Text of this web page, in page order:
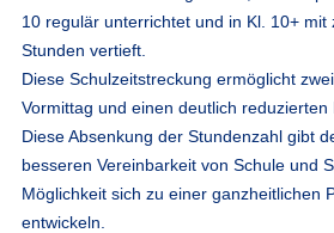
10 regulär unterrichtet und in Kl. 10+ mit
Stunden vertieft.
Diese Schulzeitstreckung ermöglicht
Vormittag und einen deutlich reduzierten
Diese Absenkung der Stundenzahl gibt
besseren Vereinbarkeit von Schule und
Möglichkeit sich zu einer ganzheitlichen
entwickeln.